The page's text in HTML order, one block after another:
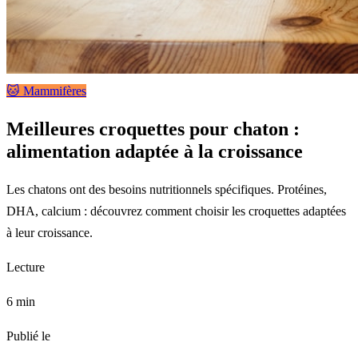
🐱 Mammifères
Meilleures croquettes pour chaton :
alimentation adaptée à la croissance
Les chatons ont des besoins nutritionnels spécifiques. Protéines,
DHA, calcium : découvrez comment choisir les croquettes adaptées
à leur croissance.
Lecture
6 min
Publié le